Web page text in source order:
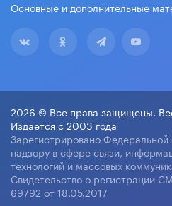
Основные и дополнительные
2026 © Все права защищены.
Издается с 2003 года
Зарегистрировано
надзору в сфере связи,
технологий и массовых
Свидетельство о регистрации
69792 от 18.05.2017